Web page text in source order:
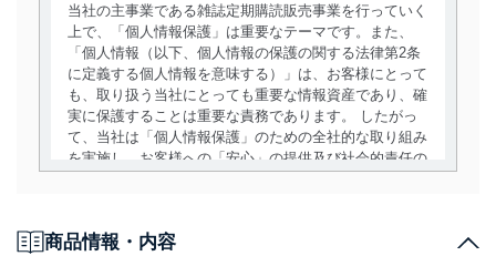
当社の主事業である雑誌定期購読販売事業を行っていく
上で、「個人情報保護」は重要なテーマです。また、
「個人情報（以下、個人情報の保護の関する法律第2条
に定義する個人情報を意味する）」は、お客様にとって
も、取り扱う当社にとっても重要な情報資産であり、確
実に保護することは重要な責務であります。 したがっ
て、当社は「個人情報保護」のための全社的な取り組み
を実施し、お客様への「安心」の提供及び社会的責任の
商品情報・内容